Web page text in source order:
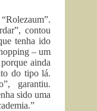
contou
tenha ido
– um
ainda
do tipo lá.
garantiu.
sido uma